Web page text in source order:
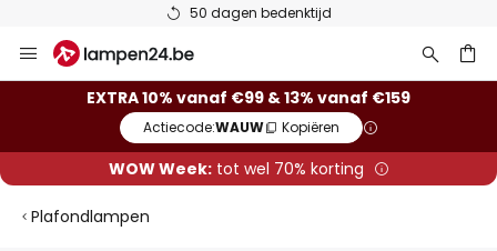
50 dagen bedenktijd
naar
EXTRA 10% vanaf €99 & 13% vanaf €159
Actiecode:WAUW Kopiëren
WOW Week:tot wel 70% korting
Plafondlampen